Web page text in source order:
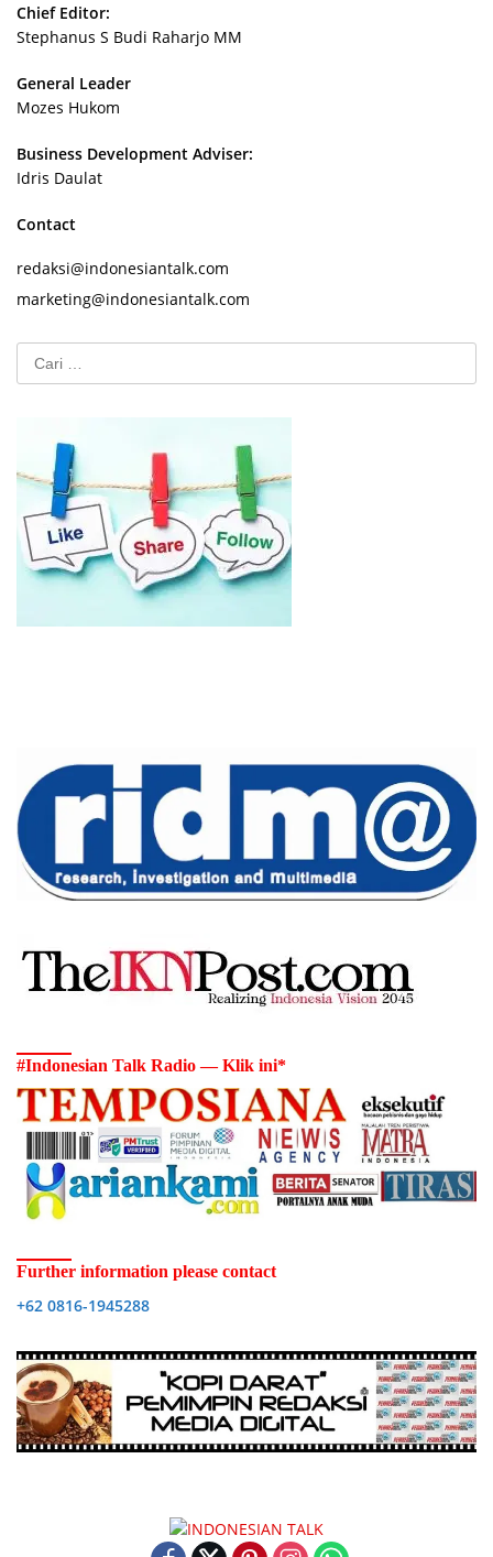
Chief Editor:
Stephanus S Budi Raharjo MM
General Leader
Mozes Hukom
Business Development Adviser:
Idris Daulat
Contact
redaksi@indonesiantalk.com
marketing@indonesiantalk.com
#Indonesian Talk Radio — Klik ini*
Further information please contact
+62 0816-1945288